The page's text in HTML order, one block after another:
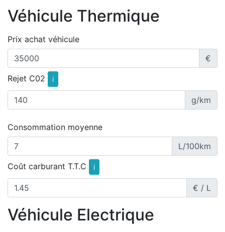
Véhicule Thermique
Prix achat véhicule
€
Rejet C02
i
g/km
Consommation moyenne
L/100km
Coût carburant T.T.C
i
€ / L
Véhicule Electrique